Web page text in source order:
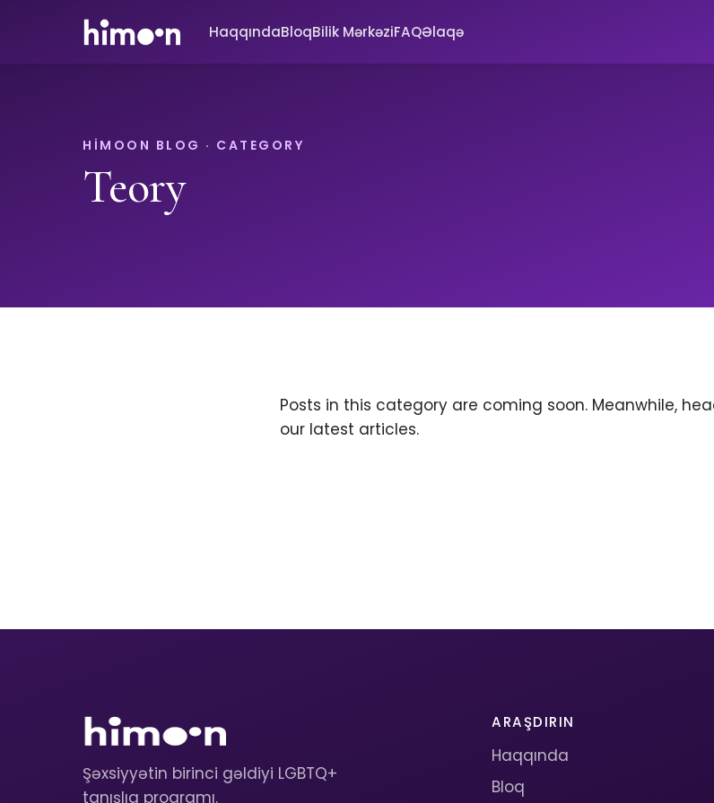
HaqqındaBloqBilik MərkəziFAQƏlaqə
HIMOON BLOG · CATEGORY
Teory
Posts in this category are coming soon. Meanwhile,
our latest articles.
Şəxsiyyətin birinci gəldiyi LGBTQ+
tanışlıq proqramı.
ARAŞDIRIN
Haqqında
Bloq